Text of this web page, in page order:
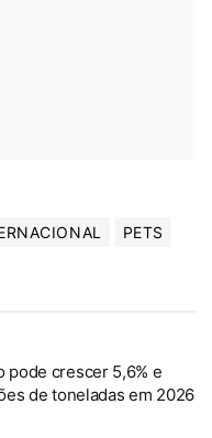
PETS
pode crescer 5,6% e
de toneladas em 2026